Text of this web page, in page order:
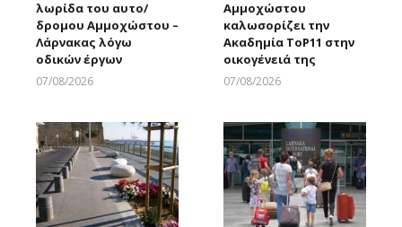
λωρίδα του αυτο/
δρομου Αμμοχώστου –
Λάρνακας λόγω
οδικών έργων
07/08/2026
Αμμοχώστου
καλωσορίζει την
Ακαδημία ToP11 στην
οικογένειά της
07/08/2026